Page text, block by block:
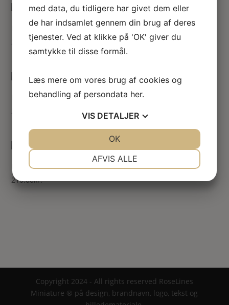
Filigran rosenbue cremehvid
240.00kr.
Rosenbue i hvid filigran
210.00
Filigran havemøbler m. dug
210.00kr.
Copyright 2024 - All rights reserved RoseLines
Miniature ® på design, brandnavn, logo, tekst og
med data, du tidligere har givet dem eller
de har indsamlet gennem din brug af deres
tjenester. Ved at klikke på 'OK' giver du
samtykke til disse formål.
Læs mere om vores brug af cookies og
behandling af persondata her.
VIS DETALJER
AFVIS ALLE
OK